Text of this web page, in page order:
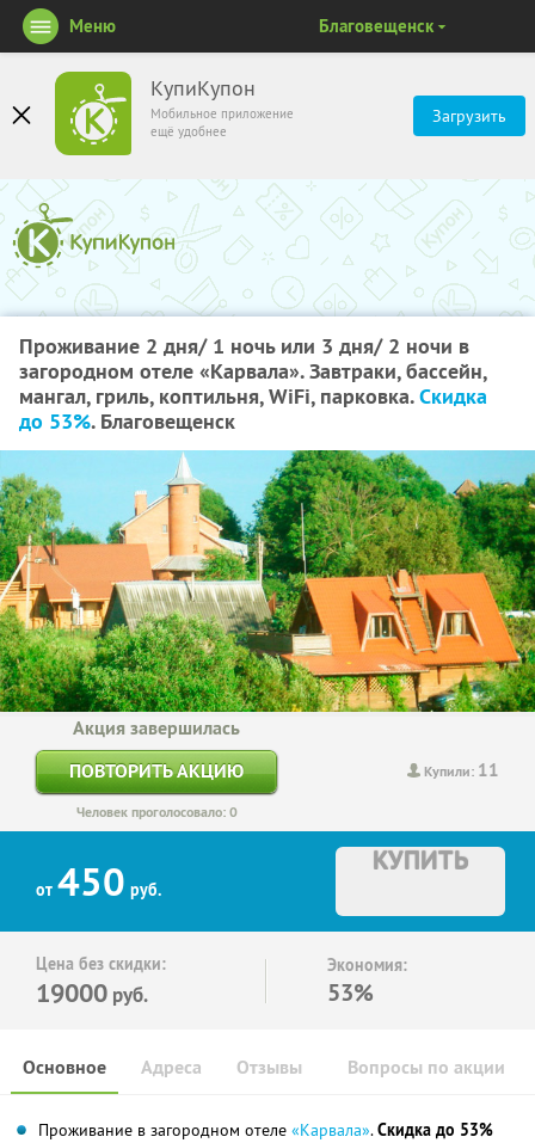
КупиКупон
Мобильное приложение
ещё удобнее
Загрузить
Меню Благовещенск
Проживание 2 дня/ 1 ночь или 3 дня/ 2 ночи в
загородном отеле «Карвала». Завтраки, бассейн,
мангал, гриль, коптильня, WiFi, парковка.Скидка
до 53%. Благовещенск
Купили: 11
Акция завершилась
ПОВТОРИТЬ АКЦИЮ
Человек проголосовало: 0
от 450 руб.
КУПИТЬ
Цена без скидки:
19000 руб.
Экономия:
53%
Основное Отзывы Вопросы по акции
Адреса
Проживание в загородном отеле «Карвала».Скидка до 53%